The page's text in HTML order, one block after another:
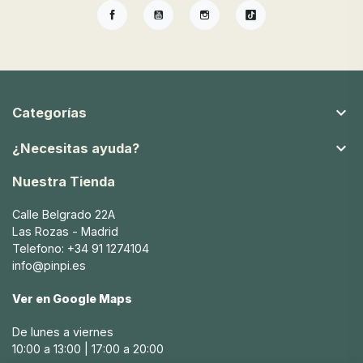
hacer que esta experiencia sea mucho más cómoda y
permitiendo una transición suave entre el pecho y el
la temperatura perfecta.
Sacaleches: permiten extraer y almacenar la leche
materna de manera eficiente.
Quitababitas: ayudan a mantener al bebé limpio y seco
En Pinpi, ofrecemos una amplia selección de artículos de
FacebookYouTubeInstagramTikTok
Categorías 
¿Necesitas ayuda? 
Nuestra Tienda
Calle Belgrado 22A
Las Rozas - Madrid
Telefono: +34 91 1274104
info@pinpi.es
Ver en Google Maps
De lunes a viernes
10:00 a 13:00 | 17:00 a 20:00